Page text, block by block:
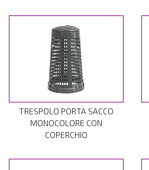
TRESPOLO PORTA SACCO
MONOCOLORE CON
COPERCHIO